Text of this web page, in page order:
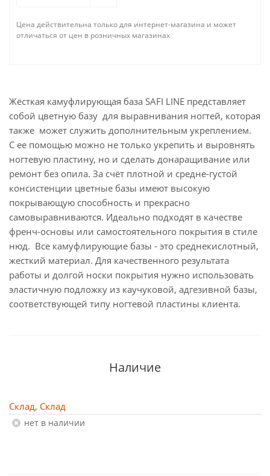
Цена действительна только для интернет-магазина и может
отличаться от цен в розничных магазинах
Жёсткая камуфлирующая база SAFI LINE представляет
собой цветную базу для выравнивания ногтей, которая
также может служить дополнительным укреплением.
С ее помощью можно не только укрепить и выровнять
ногтевую пластину, но и сделать донаращивание или
ремонт без опила. За счёт плотной и средне-густой
консистенции цветные базы имеют высокую
покрывающую способность и прекрасно
самовыравниваются. Идеально подходят в качестве
френч-основы или самостоятельного покрытия в стиле
нюд. Все камуфлирующие базы - это среднекислотный,
жесткий материал. Для качественного результата
работы и долгой носки покрытия нужно использовать
эластичную подложку из каучуковой, адгезивной базы,
соответствующей типу ногтевой пластины клиента.
Наличие
Склад, Склад
Нет в наличии